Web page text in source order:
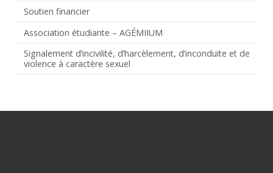
Soutien financier
Association étudiante – AGÉMIIUM
Signalement d’incivilité, d’harcèlement, d’inconduite et de
violence à caractère sexuel